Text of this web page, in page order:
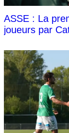
ASSE : La
joueurs par